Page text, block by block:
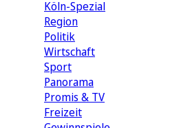
Köln-Spezial
Region
Politik
Wirtschaft
Sport
Panorama
Promis & TV
Freizeit